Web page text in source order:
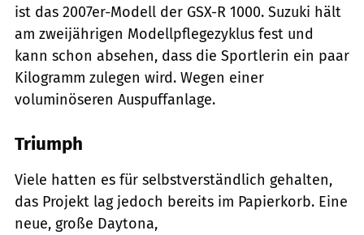
ist das 2007er-Modell der GSX-R 1000. Suzuki hält
am zweijährigen Modellpflegezyklus fest und
kann schon absehen, dass die Sportlerin ein paar
Kilogramm zulegen wird. Wegen einer
voluminöseren Auspuffanlage.
Triumph
Viele hatten es für selbstverständlich gehalten,
das Projekt lag jedoch bereits im Papierkorb. Eine
neue, große Daytona,